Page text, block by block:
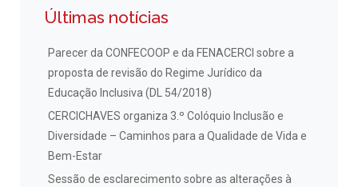
Últimas notícias
Parecer da CONFECOOP e da FENACERCI sobre a
proposta de revisão do Regime Jurídico da
Educação Inclusiva (DL 54/2018)
CERCICHAVES organiza 3.º Colóquio Inclusão e
Diversidade – Caminhos para a Qualidade de Vida e
Bem-Estar
Sessão de esclarecimento sobre as alterações à